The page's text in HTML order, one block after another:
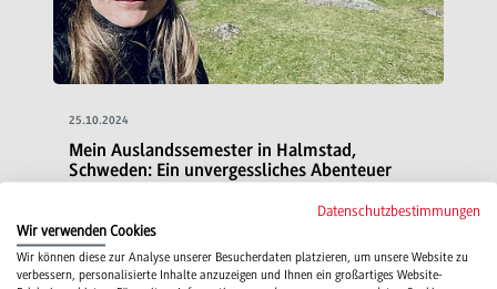
25.10.2024
Mein Auslandssemester in Halmstad,
Schweden: Ein unvergessliches Abenteuer
Blogbericht von Antje Liebold zum
Auslandssemester (4. Theoriesemester)
Datenschutzbestimmungen
Wir verwenden Cookies
Wir können diese zur Analyse unserer Besucherdaten platzieren, um unsere Website zu
verbessern, personalisierte Inhalte anzuzeigen und Ihnen ein großartiges Website-